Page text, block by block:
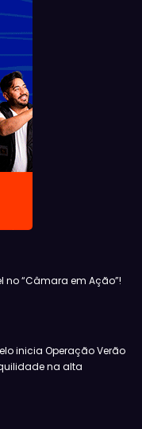
no “Câmara em Ação”!
inicia Operação Verão
na alta